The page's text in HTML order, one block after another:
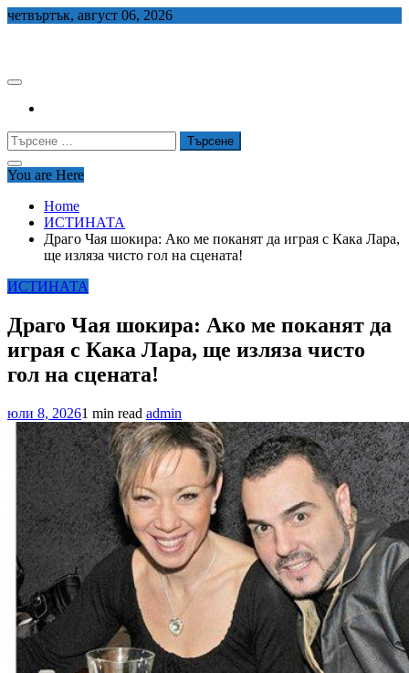
Skip
четвъртък, август 06, 2026
Търсене
за:
You are Here
Home
ИСТИНАТА
Драго Чая шокира: Ако ме поканят да играя с Кака Лара,
ще изляза чисто гол на сцената!
ИСТИНАТА
Драго Чая шокира: Ако ме поканят да
играя с Кака Лара, ще изляза чисто
гол на сцената!
юли 8, 20261 min read admin